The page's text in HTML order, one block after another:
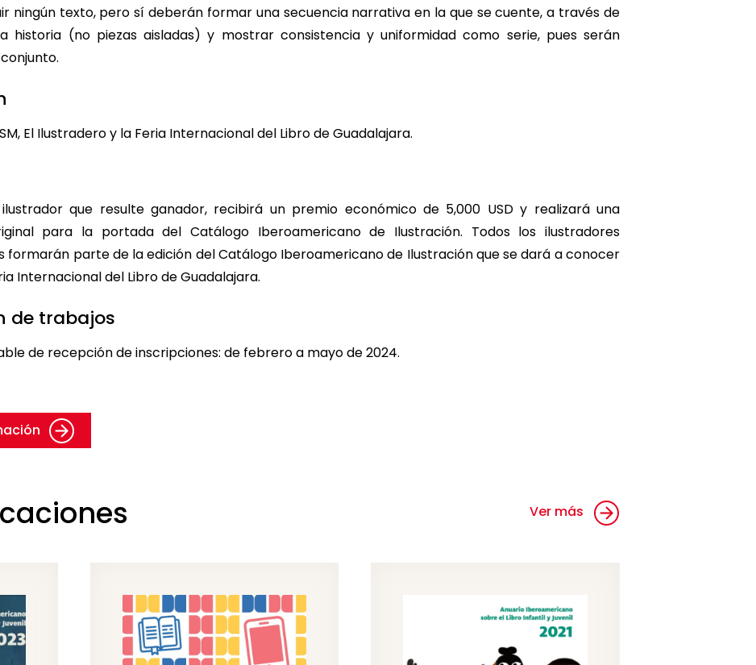
ningún texto, pero sí deberán formar una secuencia narrativa en la que se cuente, a través de
historia (no piezas aisladas) y mostrar consistencia y uniformidad como serie, pues serán
El Ilustradero y la Feria Internacional del Libro de Guadalajara.
que resulte ganador, recibirá un premio económico de 5,000 USD y realizará una
para la portada del Catálogo Iberoamericano de Ilustración. Todos los ilustradores
formarán parte de la edición del Catálogo Iberoamericano de Ilustración que se dará a conocer
Internacional del Libro de Guadalajara.
de trabajos
de recepción de inscripciones: de febrero a mayo de 2024.
Ver más